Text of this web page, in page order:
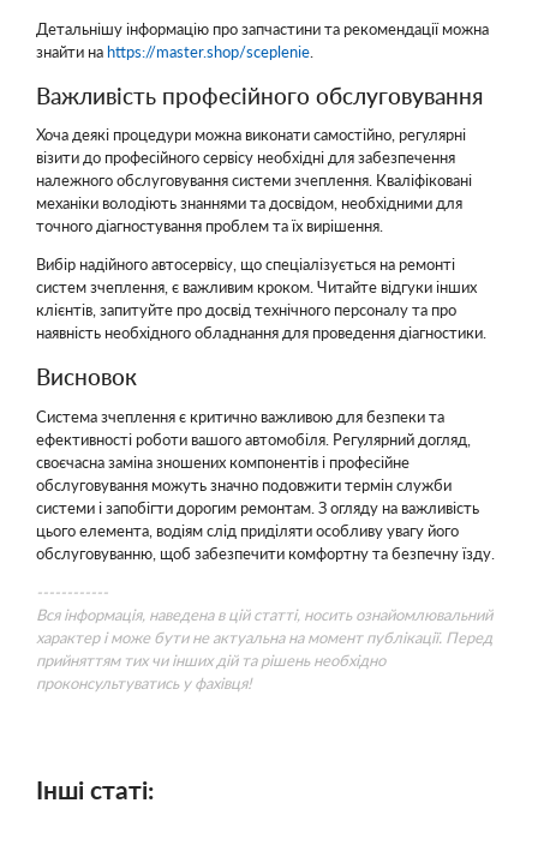
Детальнішу інформацію про запчастини та рекомендації можна
знайти на https://master.shop/sceplenie
Важливість професійного обслуговування
Хоча деякі процедури можна виконати самостійно, регулярні
візити до професійного сервісу необхідні для забезпечення
належного обслуговування системи зчеплення. Кваліфіковані
механіки володіють знаннями та досвідом, необхідними для
точного діагностування проблем та їх вирішення.
Вибір надійного автосервісу, що спеціалізується на ремонті
систем зчеплення, є важливим кроком. Читайте відгуки інших
клієнтів, запитуйте про досвід технічного персоналу та про
наявність необхідного обладнання для проведення діагностики.
Висновок
Система зчеплення є критично важливою для безпеки та
ефективності роботи вашого автомобіля. Регулярний догляд,
своєчасна заміна зношених компонентів і професійне
обслуговування можуть значно подовжити термін служби
системи і запобігти дорогим ремонтам. З огляду на важливість
цього елемента, водіям слід приділяти особливу увагу його
обслуговуванню, щоб забезпечити комфортну та безпечну їзду.
------------
Вся інформація, наведена в цій статті, носить ознайомлювальний
характер і може бути не актуальна на момент публікації. Перед
прийняттям тих чи інших дій та рішень необхідно
проконсультуватись у фахівця!
Інші статі: